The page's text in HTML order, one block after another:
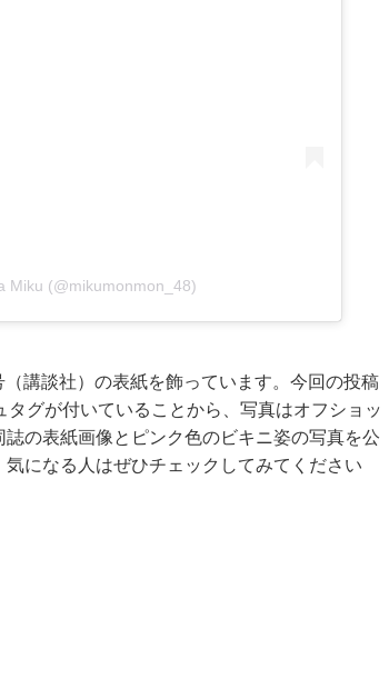
(@mikumonmon_48)
講談社）の表紙を飾っています。今回の投稿
グが付いていることから、写真はオフショッ
の表紙画像とピンク色のビキニ姿の写真を公
になる人はぜひチェックしてみてください